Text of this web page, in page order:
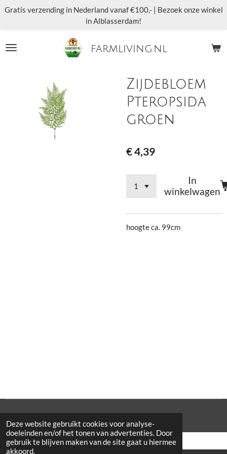
Deze website gebruikt cookies voor analyse-
doeleinden en/of het tonen van advertenties. Door
gebruik te blijven maken van de site gaat u hiermee
akkoord.
Ga
de
farmliving.nl
Gratis verzending in Nederland vanaf €100,- | Bezoek onze winkel
in Alblasserdam!
Zijdebloem
Pteropsida
groen
€ 4,39
In
winkelwagen
hoogte ca. 99cm
© 2021 Cowporation Farmshop